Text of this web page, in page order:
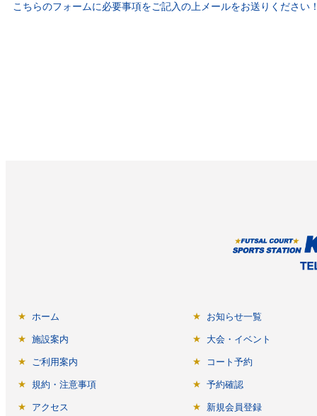
こちらのフォームに必要事項をご記入の上メールをお送りください
ホーム
施設案内
ご利用案内
規約・注意事項
アクセス
お知らせ一覧
大会・イベント
コート予約
予約確認
新規会員登録